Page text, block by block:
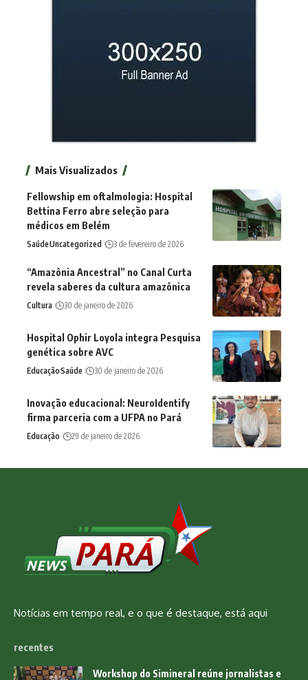
Mais Visualizados
Fellowship em oftalmologia: Hospital
Bettina Ferro abre seleção para
médicos em Belém
SaúdeUncategorized 3 de fevereiro de 2026
“Amazônia Ancestral” no Canal Curta
revela saberes da cultura amazônica
Cultura 30 de janeiro de 2026
Hospital Ophir Loyola integra Pesquisa
genética sobre AVC
EducaçãoSaúde 30 de janeiro de 2026
Inovação educacional: NeuroIdentify
firma parceria com a UFPA no Pará
Educação 29 de janeiro de 2026
Notícias em tempo real, e o que é destaque, está aqui
recentes
Workshop do Simineral reúne jornalistas e